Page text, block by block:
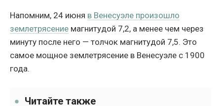
Напомним, 24 июня в Венесуэле произошло
землетрясение магнитудой 7,2, а менее чем через
минуту после него — толчок магнитудой 7,5. Это
самое мощное землетрясение в Венесуэле с 1900
года.
Читайте также